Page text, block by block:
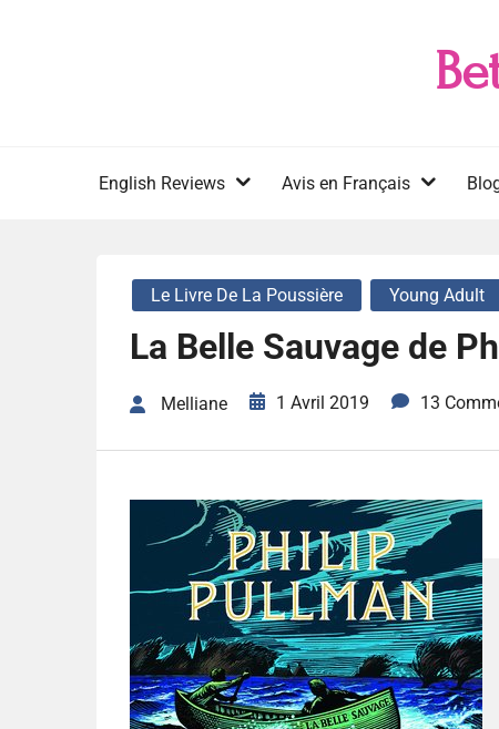
English Reviews Avis en Français
Le Livre De La Poussière Young Adult
La Belle Sauvage de
Melliane 1 Avril 2019 13